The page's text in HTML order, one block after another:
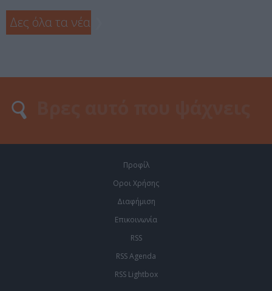
Δες όλα τα νέα
Προφίλ
Οροι Χρήσης
Διαφήμιση
Επικοινωνία
RSS
RSS Agenda
RSS Lightbox